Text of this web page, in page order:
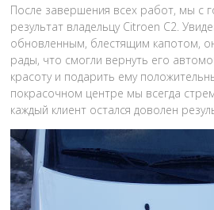
После завершения всех работ, мы с
результат владельцу Citroen C2.
обновленным, блестящим капотом,
рады, что смогли вернуть его
красоту и подарить ему
покрасочном центре мы всегда
каждый клиент остался доволен